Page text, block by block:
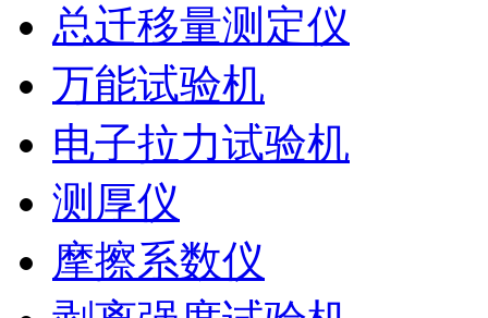
总迁移量测定仪
万能试验机
电子拉力试验机
测厚仪
摩擦系数仪